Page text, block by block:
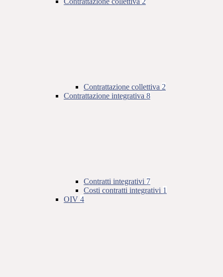
Contrattazione collettiva 2
Contrattazione integrativa 8
Contratti integrativi 7
Costi contratti integrativi 1
OIV 4